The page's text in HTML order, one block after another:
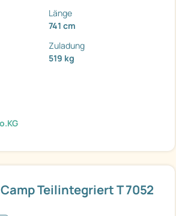
Teilintegriert T 7052
Länge
741 cm
Zuladung
519 kg